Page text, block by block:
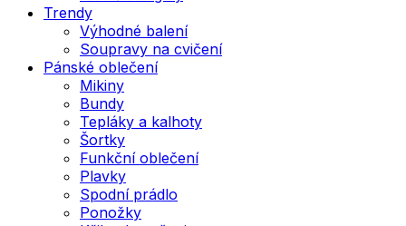
Trendy
Výhodné balení
Soupravy na cvičení
Pánské oblečení
Mikiny
Bundy
Tepláky a kalhoty
Šortky
Funkční oblečení
Plavky
Spodní prádlo
Ponožky